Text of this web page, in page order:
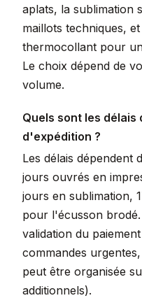
aplats, la sublimation
maillots techniques,
thermocollant pour
Le choix dépend de
volume.
Quels sont les
d'expédition ?
Les délais dépendent
jours ouvrés en
jours en sublimation,
pour l'écusson brodé.
validation du
commandes
peut être organisée
additionnels).